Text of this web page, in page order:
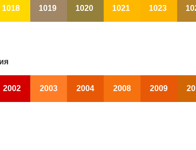
1018 1019 1020 1021 1023
2002 2003 2004 2008 2009